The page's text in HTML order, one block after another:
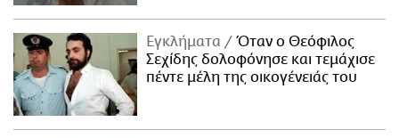
Εγκλήματα
Όταν ο Θεόφιλος
Σεχίδης δολοφόνησε και τεμάχισε
πέντε μέλη της οικογένειάς του